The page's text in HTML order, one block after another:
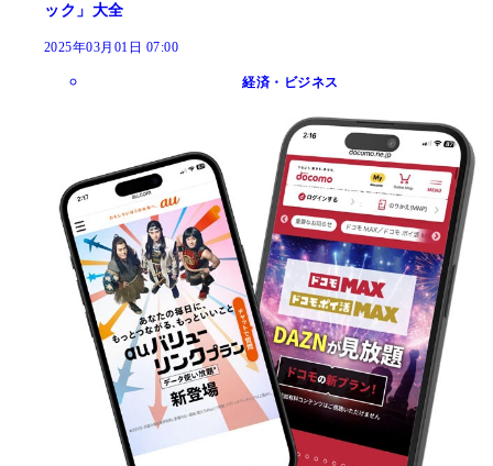
ック」大全
2025年03月01日 07:00
経済・ビジネス